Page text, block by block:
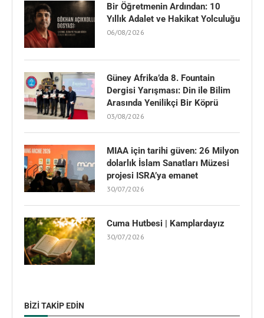
Bir Öğretmenin Ardından: 10
Yıllık Adalet ve Hakikat Yolculuğu
06/08/2026
Güney Afrika’da 8. Fountain
Dergisi Yarışması: Din ile Bilim
Arasında Yenilikçi Bir Köprü
03/08/2026
MIAA için tarihi güven: 26 Milyon
dolarlık İslam Sanatları Müzesi
projesi ISRA’ya emanet
30/07/2026
Cuma Hutbesi | Kamplardayız
30/07/2026
BIZI TAKIP EDIN